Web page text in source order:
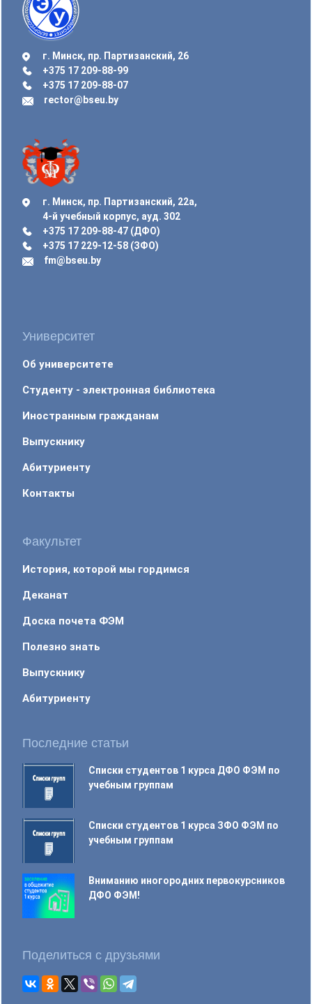
г. Минск, пр. Партизанский, 26
+375 17 209-88-99
+375 17 209-88-07
rector@bseu.by
г. Минск, пр. Партизанский, 22а,
4-й учебный корпус, ауд. 302
+375 17 209-88-47 (ДФО)
+375 17 229-12-58 (ЗФО)
fm@bseu.by
Университет
Об университете
Студенту - электронная библиотека
Иностранным гражданам
Выпускнику
Абитуриенту
Контакты
Факультет
История, которой мы гордимся
Деканат
Доска почета ФЭМ
Полезно знать
Выпускнику
Абитуриенту
Последние статьи
Списки студентов 1 курса ДФО ФЭМ по
учебным группам
Списки студентов 1 курса ЗФО ФЭМ по
учебным группам
Вниманию иногородних первокурсников
ДФО ФЭМ!
Поделиться с друзьями